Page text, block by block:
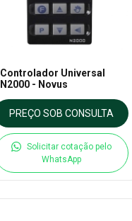
Controlador Universal
N2000 - Novus
PREÇO SOB CONSULTA
Solicitar cotação pelo
WhatsApp